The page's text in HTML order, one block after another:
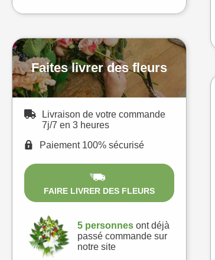
Faites livrer des fleurs
Livraison de votre commande
7j/7 en 3 heures
Paiement 100% sécurisé
FAIRE LIVRER DES FLEURS
5 personnesont déjà
passé commande sur
notre site